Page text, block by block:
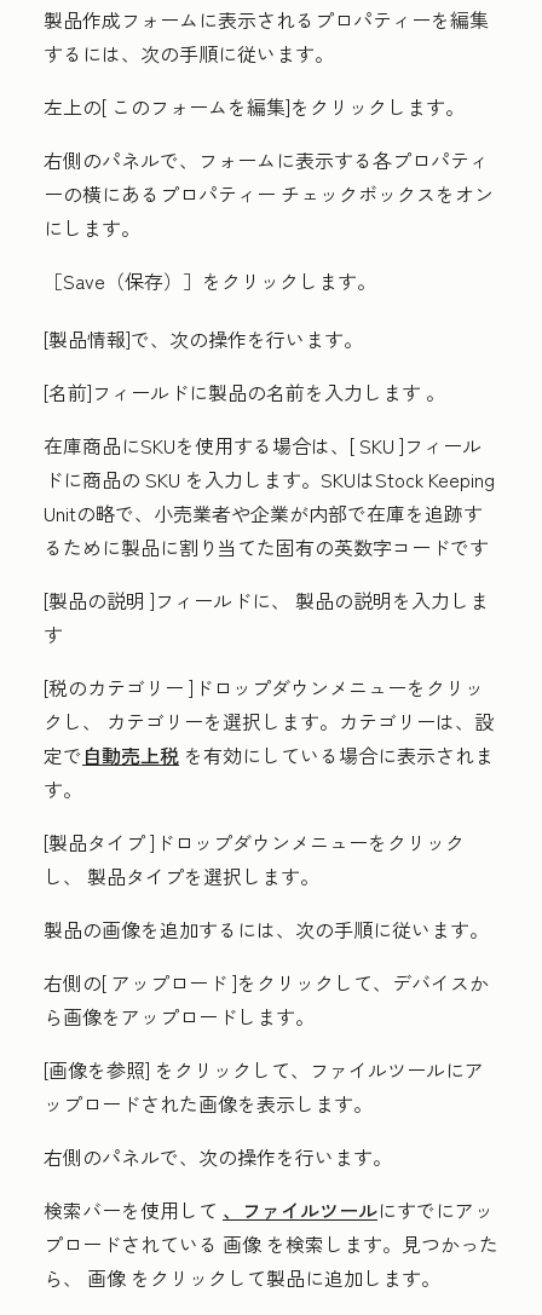
製品作成フォームに表示されるプロパティーを編集
するには、次の手順に従います。
左上の[ このフォームを編集]をクリックします。
右側のパネルで、フォームに表示する各プロパティ
ーの横にある プロパティー チェックボックスをオン
にします。
［Save（保存）］ をクリックします。
[製品情報]で、次の操作を行います。
[名前]フィールドに製品の名前を入力します 。
在庫商品にSKUを使用する場合は、[SKU ]フィール
ドに商品の SKU を入力します。SKUはStock Keeping
Unitの略で、小売業者や企業が内部で在庫を追跡す
るために製品に割り当てた固有の英数字コードです
[製品の説明 ]フィールドに、 製品の説明を入力しま
す
[税のカテゴリー ]ドロップダウンメニューをクリッ
クし、 カテゴリーを選択します。カテゴリーは、設
定で自動売上税 を有効にしている場合に表示されま
す。
[製品タイプ]ドロップダウンメニューをクリック
し、 製品タイプを選択します。
製品の画像を追加するには、次の手順に従います。
右側の[ アップロード ]をクリックして、デバイスか
ら画像をアップロードします。
[画像を参照] をクリックして、ファイルツールにア
ップロードされた画像を表示します。
右側のパネルで、次の操作を行います。
検索バーを使用して 、ファイルツールにすでにアッ
プロードされている 画像 を検索します。見つかった
ら、 画像 をクリックして製品に追加します。